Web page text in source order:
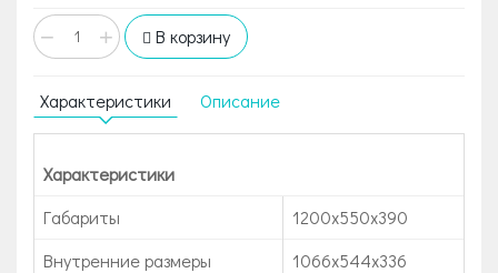
− + В корзину
Характеристики Описание
Характеристики
Габариты
1200x550x390
Внутренние размеры
1066x544x336